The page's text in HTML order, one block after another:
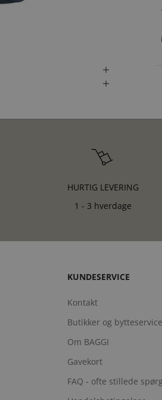
HURTIG LEVERING
1 - 3 hverdage
KUNDESERVICE
Kontakt
Butikker og bytteservice
Om BAGGI
Gavekort
FAQ - ofte stillede